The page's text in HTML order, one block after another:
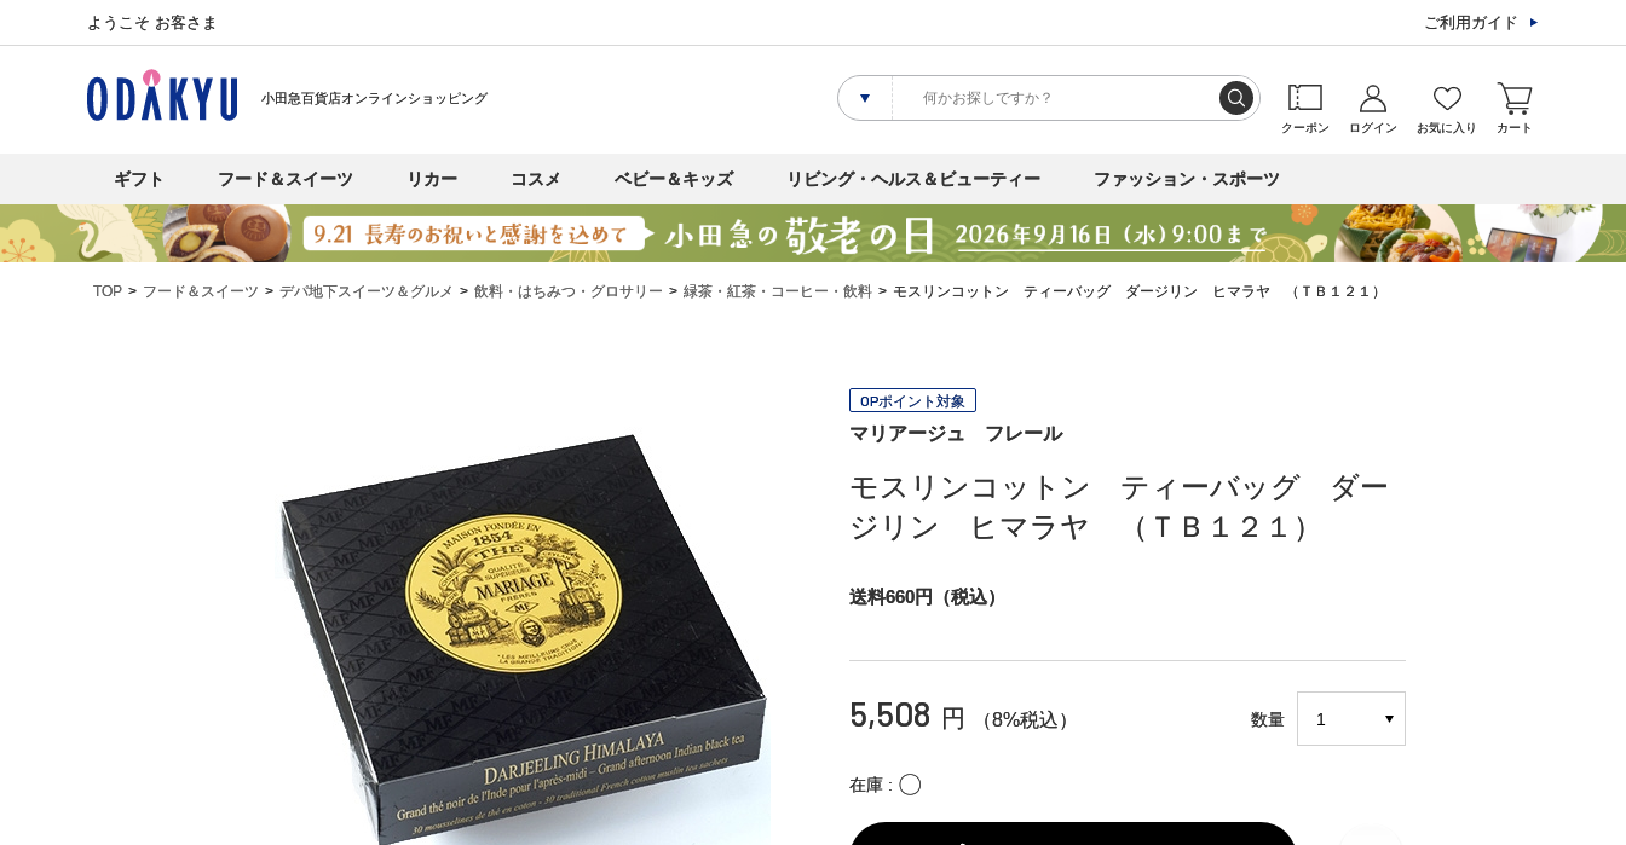
ようこそ お客さま ご利用ガイド
小田急百貨店オンラインショッピング
クーポン ログイン お気に入り カート
ギフト フード＆スイーツ リカー コスメ ベビー＆キッズ リビング・ヘルス＆ビューティー ファッション・スポーツ
TOP フード＆スイーツ デパ地下スイーツ＆グルメ 飲料・はちみつ・グロサリー 緑茶・紅茶・コーヒー・飲料 モスリンコットン ティーバッグ ダージリン ヒマラヤ （ＴＢ１２１）
OPポイント対象
マリアージュ フレール
モスリンコットン ティーバッグ ダー
ジリン ヒマラヤ （ＴＢ１２１）
送料660円（税込）
5,508 円 （8%税込） 数量
在庫 〇